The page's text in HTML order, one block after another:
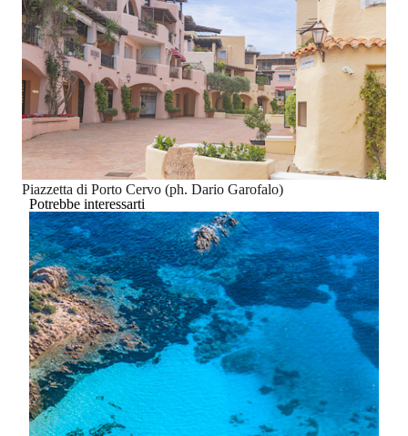
Piazzetta di Porto Cervo (ph. Dario Garofalo)
Potrebbe interessarti